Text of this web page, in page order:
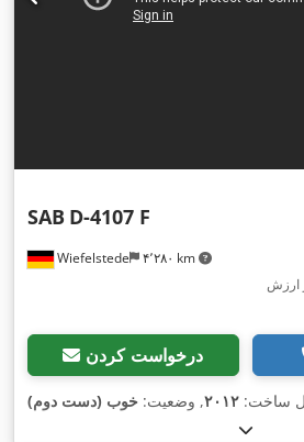
Wiefelstede ۴٬۲۸۰ km
SAB D-4107 F
ارزش
درخواست کردن
ساخت: ۲۰۱۲, وضعیت: خوب (دست دوم)